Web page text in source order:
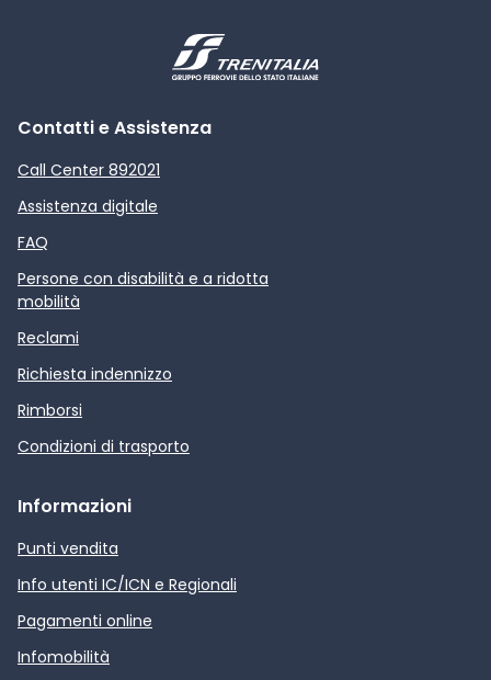
Contatti e Assistenza
Call Center 892021
Assistenza digitale
FAQ
Persone con disabilità e a ridotta
mobilità
Reclami
Richiesta indennizzo
Rimborsi
Condizioni di trasporto
Informazioni
Punti vendita
Info utenti IC/ICN e Regionali
Pagamenti online
Infomobilità